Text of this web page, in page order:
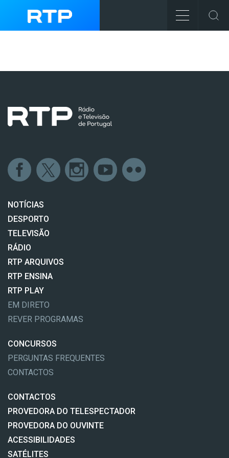
NOTÍCIAS
DESPORTO
TELEVISÃO
RÁDIO
RTP ARQUIVOS
RTP ENSINA
RTP PLAY
EM DIRETO
REVER PROGRAMAS
CONCURSOS
PERGUNTAS FREQUENTES
CONTACTOS
CONTACTOS
PROVEDORA DO TELESPECTADOR
PROVEDORA DO OUVINTE
ACESSIBILIDADES
SATÉLITES